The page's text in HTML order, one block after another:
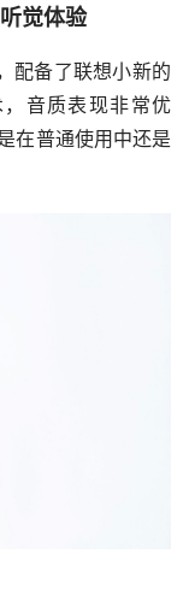
觉体验
音质表现非常优
在普通使用中还是